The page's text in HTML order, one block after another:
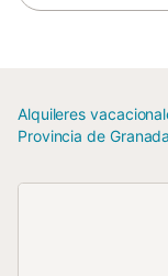
Alquileres
Provincia de Granada